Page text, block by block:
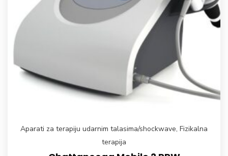
Aparati za terapiju udarnim talasima/shockwave, Fizikalna
terapija